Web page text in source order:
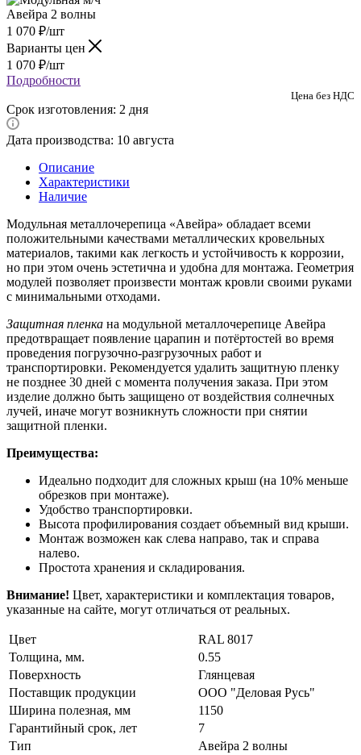
1 070 ₽/шт
Варианты цен
1 070 ₽/шт
Подробности
Цена без НДС
Срок изготовления: 2 дня
Дата производства: 10 августа
Описание
Характеристики
Наличие
Модульная металлочерепица «Авейра» обладает всеми
положительными качествами металлических кровельных
материалов, такими как легкость и устойчивость к коррозии,
но при этом очень эстетична и удобна для монтажа. Геометрия
модулей позволяет произвести монтаж кровли своими руками
с минимальными отходами.
Защитная пленка на модульной металлочерепице Авейра
предотвращает появление царапин и потёртостей во время
проведения погрузочно-разгрузочных работ и
транспортировки. Рекомендуется удалить защитную пленку
не позднее 30 дней с момента получения заказа. При этом
изделие должно быть защищено от воздействия солнечных
лучей, иначе могут возникнуть сложности при снятии
защитной пленки.
Преимущества:
Идеально подходит для сложных крыш (на 10% меньше
обрезков при монтаже).
Удобство транспортировки.
Высота профилирования создает объемный вид крыши.
Монтаж возможен как слева направо, так и справа
налево.
Простота хранения и складирования.
Внимание! Цвет, характеристики и комплектация товаров,
указанные на сайте, могут отличаться от реальных.
Цвет
RAL 8017
Толщина, мм.
0.55
Поверхность
Глянцевая
Поставщик продукции
ООО "Деловая Русь"
Ширина полезная, мм
1150
Гарантийный срок, лет
7
Тип
Авейра 2 волны